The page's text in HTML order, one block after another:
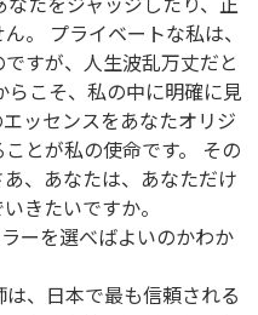
。 プライベートな私は、
すが、人生波乱万丈だと
こそ、私の中に明確に見
ッセンスをあなたオリジ
とが私の使命です。 その
、あなたは、あなただけ
きたいですか。
ーを選べばよいのかわか
、日本で最も信頼される